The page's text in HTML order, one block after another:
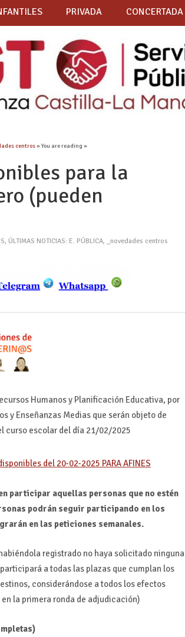
PRIVADA CONCERTADA
centros» You are reading »
para la
(pueden
, ÚLTIMAS NOTICIAS: E. PÚBLICA, _novedades centros
Humanos y Planificación Educativa, por
y Enseñanzas Medias que serán objeto de
curso escolar del día 21/02/2025
del 20-02-2025 PARA AFINES
participar aquellas personas que no estén
podrán seguir participando en los
en las peticiones semanales.
registrado no haya solicitado ninguna
a todas las plazas que cumplan los
considerándose a todos los efectos
la primera ronda de adjudicación)